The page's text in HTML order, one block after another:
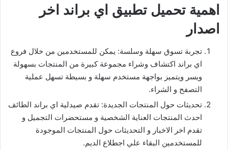
اهمية تحميل تطبيق اي براند اخر
اصدار
تجربة تسوق سهلة وسلسة: يمكن للمستخدمين من خلال فروع
اي براند اكتشاف وشراء مجموعة كبيرة من المنتجات بسهولة
ويسر ويتميز بواجهة مستخدم سهلة و بسيطة تسهل عملية
التصفح و الشراء.
تحديثات حول المنتجات الجديدة: تقدم صيدلية اي براند الطائف
احدث المنتجات العناية الشخصية و مستحضرات التجميل و
تقدم اخر الاخبار و التحديثات حول المنتجات الموجودة
للمستخدمين البقاء علي اجطلاع الديم.